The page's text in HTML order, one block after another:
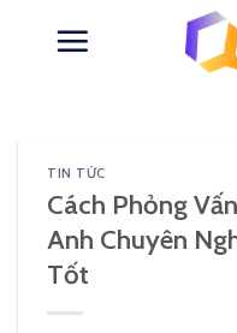
TIN TỨC
Cách Phỏng
Anh Chuyên
Tốt